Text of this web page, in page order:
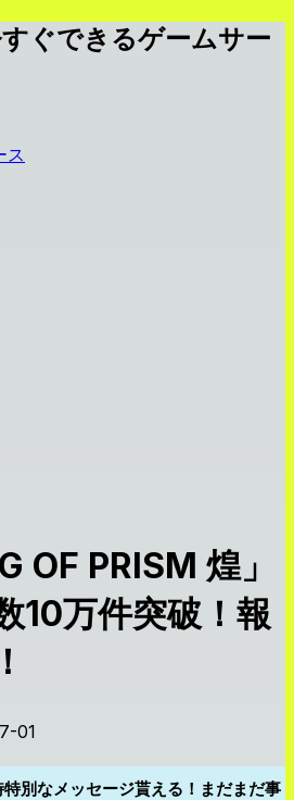
ぐできるゲームサー
ス
OF PRISM 煌」
10万件突破！報
01
別なメッセージ貰える！まだまだ事